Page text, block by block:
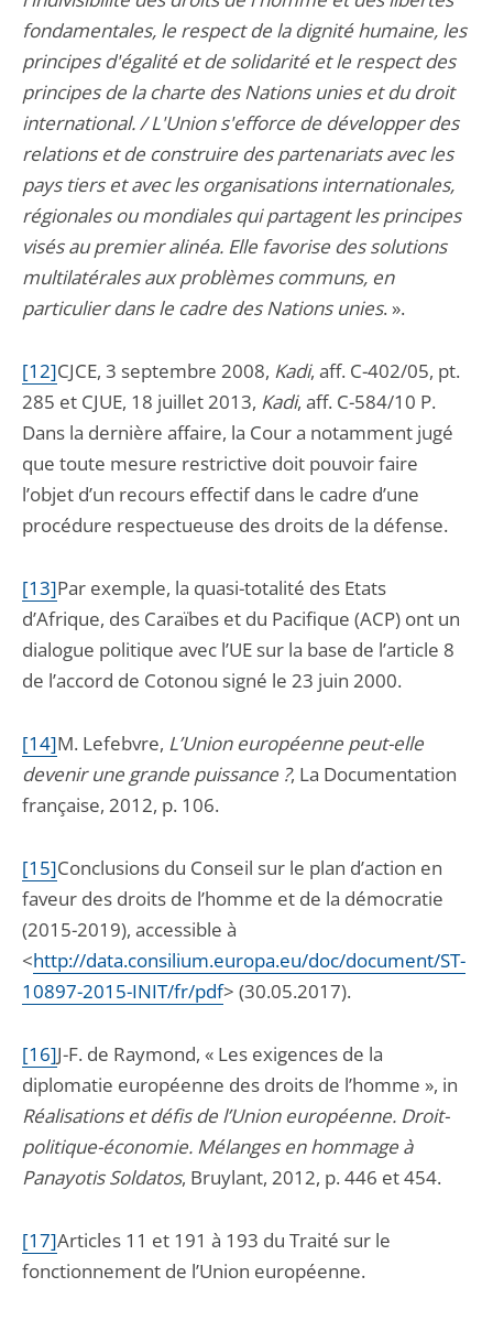
fondamentales, le respect de la dignité humaine, les
principes d'égalité et de solidarité et le respect des
principes de la charte des Nations unies et du droit
international. / L'Union s'efforce de développer des
relations et de construire des partenariats avec les
pays tiers et avec les organisations internationales,
régionales ou mondiales qui partagent les principes
visés au premier alinéa. Elle favorise des solutions
multilatérales aux problèmes communs, en
particulier dans le cadre des Nations unies. ».
[12]CJCE, 3 septembre 2008, Kadi, aff. C-402/05, pt.
285 et CJUE, 18 juillet 2013, Kadi, aff. C-584/10 P.
Dans la dernière affaire, la Cour a notamment jugé
que toute mesure restrictive doit pouvoir faire
l’objet d’un recours effectif dans le cadre d’une
procédure respectueuse des droits de la défense.
[13]Par exemple, la quasi-totalité des Etats
d’Afrique, des Caraïbes et du Pacifique (ACP) ont un
dialogue politique avec l’UE sur la base de l’article 8
de l’accord de Cotonou signé le 23 juin 2000.
[14]M. Lefebvre, L’Union européenne peut-elle
devenir une grande puissance ?, La Documentation
française, 2012, p. 106.
[15]Conclusions du Conseil sur le plan d’action en
faveur des droits de l’homme et de la démocratie
(2015-2019), accessible à
<http://data.consilium.europa.eu/doc/document/ST-
10897-2015-INIT/fr/pdf> (30.05.2017).
[16]J-F. de Raymond, « Les exigences de la
diplomatie européenne des droits de l’homme », in
Réalisations et défis de l’Union européenne. Droit-
politique-économie. Mélanges en hommage à
Panayotis Soldatos, Bruylant, 2012, p. 446 et 454.
[17]Articles 11 et 191 à 193 du Traité sur le
fonctionnement de l’Union européenne.